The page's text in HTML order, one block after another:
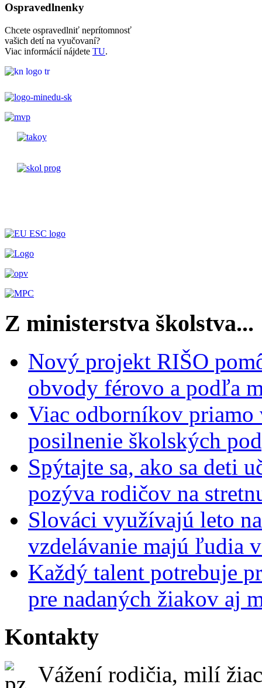
Ospravedlnenky
Chcete ospravedlniť neprítomnosť
vašich detí na vyučovaní?
Viac informácií nájdete TU.
Z ministerstva školstva...
Nový projekt RIŠO
obvody férovo a podľa
Viac odborníkov priamo
posilnenie školských
Spýtajte sa, ako sa deti
pozýva rodičov na
Slováci využívajú leto
vzdelávanie majú ľudia
Každý talent potrebuje
pre nadaných žiakov aj
Kontakty
Vážení rodičia, milí